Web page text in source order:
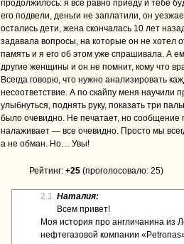
продолжилось: я все равно приеду и тебе
его подвели, деньги не заплатили, он
остались дети, жена скончалась 10 лет
задавала вопросы, на которые он не хотел
память и я его об этом уже спрашивала. А
другие женщины и он не помнит, кому что
Всегда говорю, что нужно анализировать
несоответствие. А по скайпу меня научили
улыбнуться, поднять руку, показать три
было очевидно. Не печатает, но сообщение
налаживает — все очевидно. Просто мы
а не обман. Но… Увы!
Рейтинг: +25 (проголосовало: 25)
2.1 Наталия:
Всем привет!
Моя история про англичанина из
нефтегазовой компании